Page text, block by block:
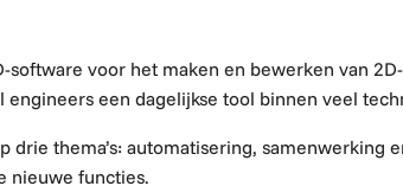
software voor het maken en bewerken van
een dagelijkse tool binnen veel
drie thema’s: automatisering, samenwerking
nieuwe functies.